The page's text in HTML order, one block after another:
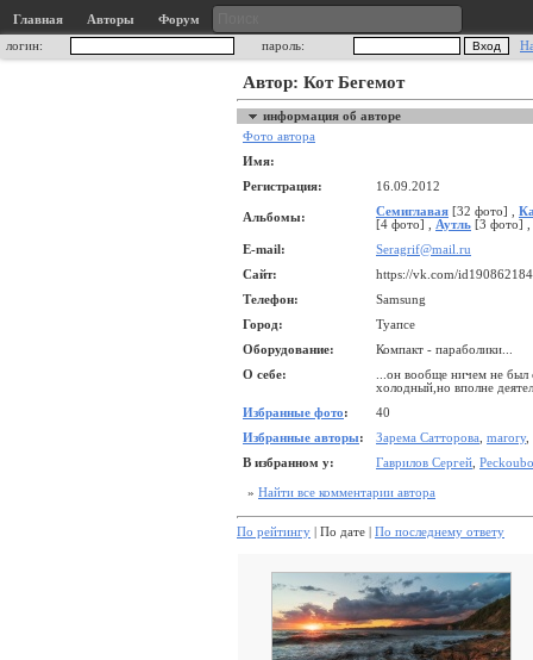
Главная Авторы
Форум
логин:
пароль:
Автор: Кот Бегемот
информация об авторе
Фото автора
Имя:
Регистрация:
16.09.2012
Альбомы: Семиглавая [32 фото] ,
[4 фото] , Аутль [3 фото] ,
E-mail:
Seragrif@mail.ru
Сайт:
https://vk.com/id190862184
Телефон:
Samsung
Город:
Туапсе
Оборудование:
Компакт - параболики...
О себе:
...он вообще ничем не
холодный,но вполне
Избранные фото:
40
Избранные авторы: Зарема Сатторова marory,
В избранном у:
Гаврилов Сергей Peckoubo
» Найти все комментарии автора
По рейтингу | По дате | По последнему ответу